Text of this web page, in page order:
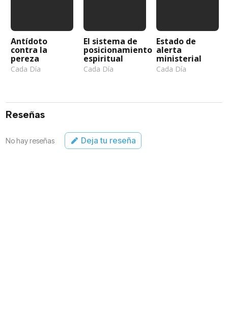
Antídoto
contra la
pereza
Cada Día
El sistema de
posicionamiento
espiritual
Cada Día
Estado de
alerta
ministerial
Cada Día
Reseñas
No hay reseñas Deja tu reseña